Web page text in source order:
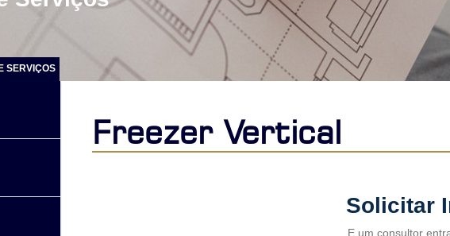
SERVIÇOS
Freezer Vertical
Solicitar
E um consultor